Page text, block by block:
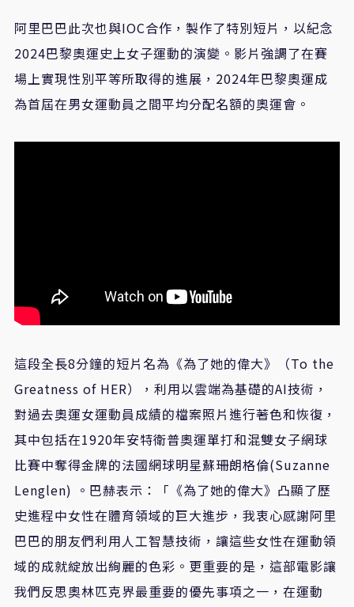
阿里巴巴此次也與IOC合作，製作了特別短片，以紀念
2024巴黎奧運史上女子運動的演變。影片強調了在賽
場上實現性別平等所取得的進展，2024年巴黎奧運成
為首屆在男女運動員之間平均分配名額的奧運會。
這段全長8分鐘的短片名為《為了她的偉大》（To the
Greatness of HER），利用以雲端為基礎的AI技術，
對過去奧運女運動員成績的檔案照片進行著色和恢復，
其中包括在1920年安特衛普奧運單打和混雙女子網球
比賽中奪得金牌的法國網球明星蘇珊朗格倫(Suzanne
Lenglen) 。巴赫表示：「《為了她的偉大》凸顯了歷
史進程中女性在體育領域的巨大進步，我衷心感謝阿里
巴巴的朋友們利用人工智慧技術，讓這些女性在運動領
域的成就綻放出絢麗的色彩。更重要的是，這部電影讓
我們反思奧林匹克界最重要的優先事項之一，在運動